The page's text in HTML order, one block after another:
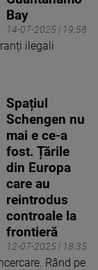
14-07-2025 | 19:58
Bay
ilegali
12-07-2025 | 18:35
Spațiul
Schengen nu
mai e ce-a
fost. Țările
din Europa
care au
reintrodus
controale la
frontieră
Rând pe